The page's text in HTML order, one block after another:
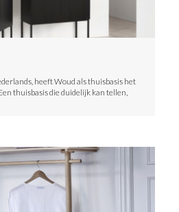
heeft Woud als thuisbasis het
thuisbasis die duidelijk kan tellen,